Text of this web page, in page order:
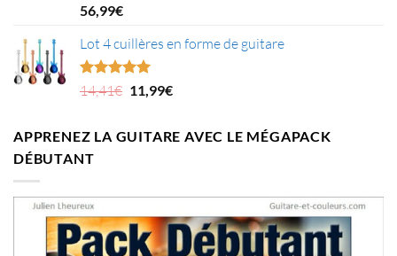
Note5.00
sur 5
56,99€
Lot 4 cuillères en forme de guitare
Note5.00
sur 5
14,41€ Le
était :
11,99€Le
est :
APPRENEZ LA GUITARE AVEC LE MÉGAPACK
DÉBUTANT